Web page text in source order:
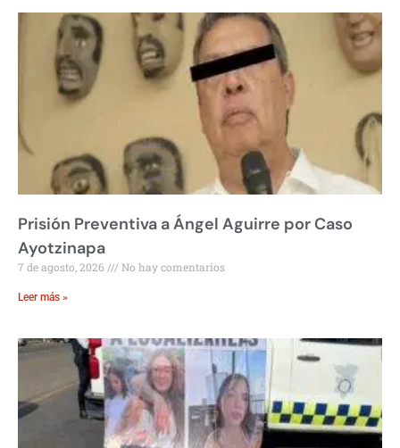
Prisión Preventiva a Ángel Aguirre por Caso
Ayotzinapa
7 de agosto, 2026 No hay comentarios
Leer más »